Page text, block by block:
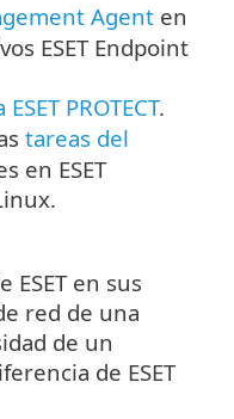
Agent en
ESET Endpoint
PROTECT.
tareas del
en ESET
en sus
red de una
de un
de ESET